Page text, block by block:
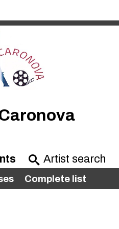
Complete list